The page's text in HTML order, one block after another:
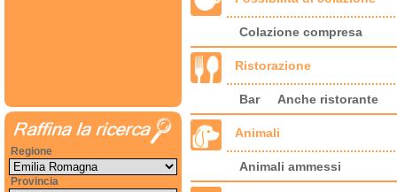
Colazione compresa
Ristorazione
Bar Anche ristorante
Animali
Animali ammessi
Regione
Provincia